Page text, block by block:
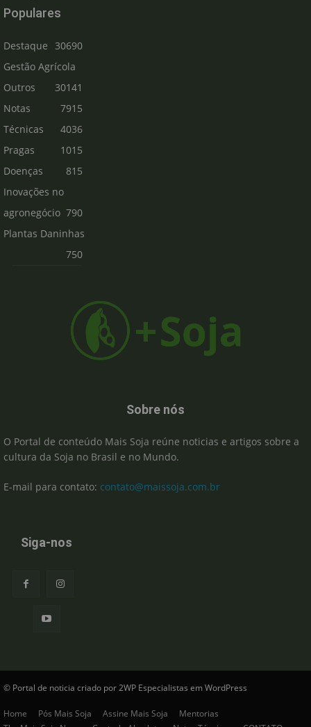
Populares
Destaque
30690
Gestão Agrícola
30141
Outros
7915
Notas
Técnicas
4036
Pragas
1015
Doenças
815
Inovações no
agronegócio 790
Plantas Daninhas
750
Sobre nós
O Portal de conteúdo Mais Soja reúne noticias e artigos sobre a
cultura da Soja no Brasil e no Mundo.
E-mail para contato: contato@maissoja.com.br
Siga-nos
© Portal de noticia criado por 2WP Especialistas em WordPress
Home Pós Mais Soja Assine Mais Soja
Mentorias